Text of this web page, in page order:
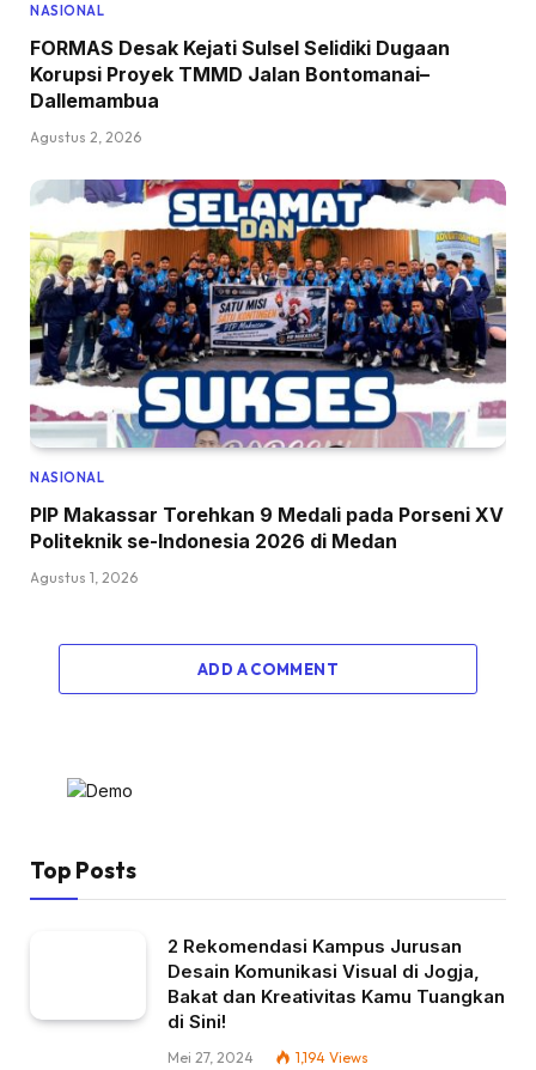
NASIONAL
FORMAS Desak Kejati Sulsel Selidiki Dugaan
Korupsi Proyek TMMD Jalan Bontomanai–
Dallemambua
Agustus 2, 2026
NASIONAL
PIP Makassar Torehkan 9 Medali pada Porseni XV
Politeknik se-Indonesia 2026 di Medan
Agustus 1, 2026
ADD A COMMENT
Top Posts
2 Rekomendasi Kampus Jurusan
Desain Komunikasi Visual di Jogja,
Bakat dan Kreativitas Kamu Tuangkan
di Sini!
Mei 27, 2024 1,194 Views